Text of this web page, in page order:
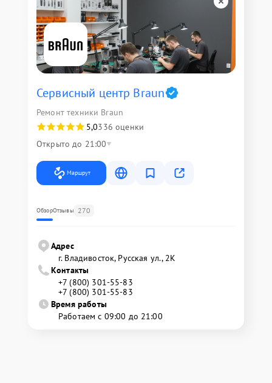
Сервисный центр Braun
Ремонт техники Braun
5,0336 оценки
Открыто до 21:00
Маршрут
ОбзорОтзывы 270
Адрес
г. Владивосток, Русская ул., 2К
Контакты
+7 (800) 301-55-83
+7 (800) 301-55-83
Время работы
Работаем с 09:00 до 21:00